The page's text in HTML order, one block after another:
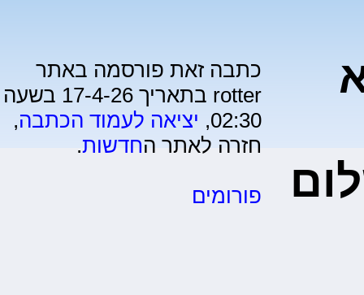
כתבה זאת פורסמה באתר
rotter בתאריך 17-4-26 בשעה
02:30, יציאה לעמוד הכתבה,
חזרה לאתר החדשות.
פורומים